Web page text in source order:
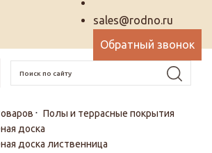
sales@rodno.ru
Обратный звонок
Полы и террасные покрытия
доска
доска лиственница